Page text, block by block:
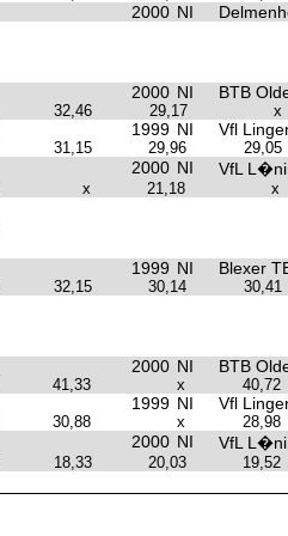
2000 NI
2000 NI BTB
32,46 29,17 x
1999 NI Vfl
31,15 29,96 29,05
2000 NI VfL
x 21,18 x
1999 NI Blexer
32,15 30,14 30,41
2000 NI BTB
41,33 x 40,72
1999 NI Vfl
30,88 x 28,98
2000 NI VfL
18,33 20,03 19,52